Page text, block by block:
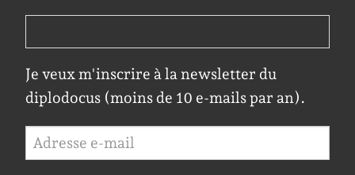
Je veux m'inscrire à la newsletter du
diplodocus (moins de 10 e-mails par an).